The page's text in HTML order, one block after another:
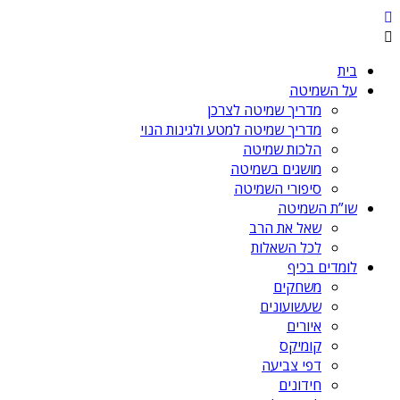
בית
על השמיטה
מדריך שמיטה לצרכן
מדריך שמיטה למטע ולגינות הנוי
הלכות שמיטה
מושגים בשמיטה
סיפורי השמיטה
שו”ת השמיטה
שאל את הרב
לכל השאלות
לומדים בכיף
משחקים
שעשועונים
איורים
קומיקס
דפי צביעה
חידונים